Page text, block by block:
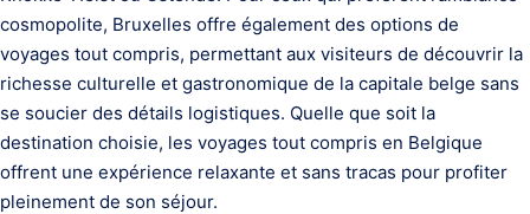
cosmopolite, Bruxelles offre également des options de
voyages tout compris, permettant aux visiteurs de découvrir la
richesse culturelle et gastronomique de la capitale belge sans
se soucier des détails logistiques. Quelle que soit la
destination choisie, les voyages tout compris en Belgique
offrent une expérience relaxante et sans tracas pour profiter
pleinement de son séjour.